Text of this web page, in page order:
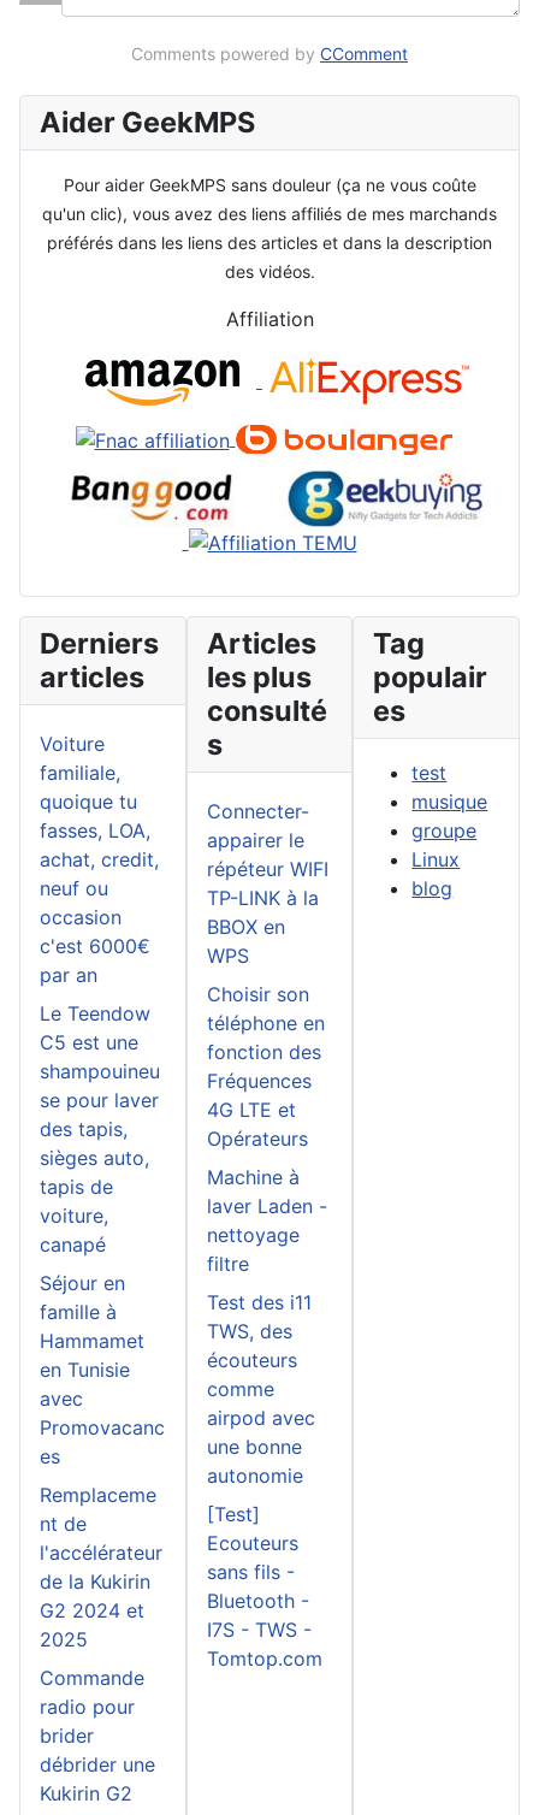
Comments powered by CComment
Aider GeekMPS
Pour aider GeekMPS sans douleur (ça ne vous coûte
qu'un clic), vous avez des liens affiliés de mes marchands
préférés dans les liens des articles et dans la description
des vidéos.
Affiliation
Derniers
articles
Voiture
familiale,
quoique tu
fasses, LOA,
achat, credit,
neuf ou
occasion
c'est 6000€
par an
Le Teendow
C5 est une
shampouineu
se pour laver
des tapis,
sièges auto,
tapis de
voiture,
canapé
Séjour en
famille à
Hammamet
en Tunisie
avec
Promovacanc
es
Remplaceme
nt de
l'accélérateur
de la Kukirin
G2 2024 et
2025
Commande
radio pour
brider
débrider une
Kukirin G2
Articles
les plus
consulté
s
Connecter-
appairer le
répéteur WIFI
TP-LINK à la
BBOX en
WPS
Choisir son
téléphone en
fonction des
Fréquences
4G LTE et
Opérateurs
Machine à
laver Laden -
nettoyage
filtre
Test des i11
TWS, des
écouteurs
comme
airpod avec
une bonne
autonomie
[Test]
Ecouteurs
sans fils -
Bluetooth -
I7S - TWS -
Tomtop.com
Tag
populair
es
test
musique
groupe
Linux
blog